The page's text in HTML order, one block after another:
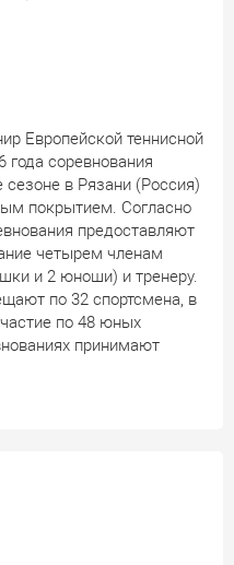
Европейской теннисной
года соревнования
сезоне в Рязани (Россия)
покрытием. Согласно
предоставляют
четырем членам
и 2 юноши) и тренеру.
по 32 спортсмена, в
по 48 юных
принимают